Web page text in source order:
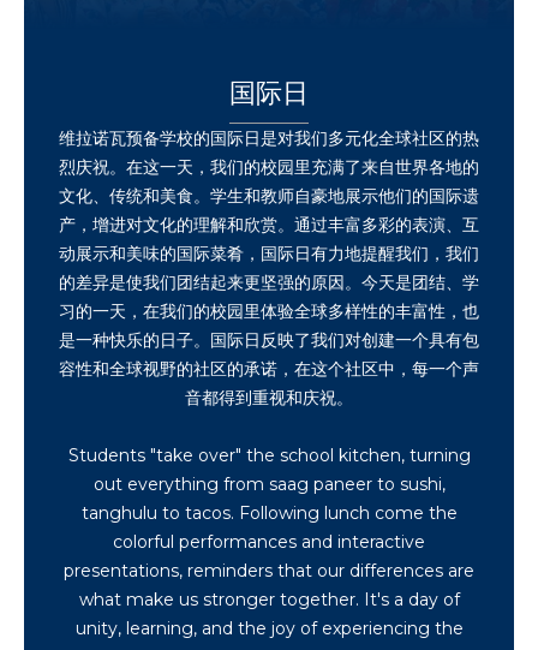
国际日
维拉诺瓦预备学校的国际日是对我们多元化全球社区的热
烈庆祝。在这一天，我们的校园里充满了来自世界各地的
文化、传统和美食。学生和教师自豪地展示他们的国际遗
产，增进对文化的理解和欣赏。通过丰富多彩的表演、互
动展示和美味的国际菜肴，国际日有力地提醒我们，我们
的差异是使我们团结起来更坚强的原因。今天是团结、学
习的一天，在我们的校园里体验全球多样性的丰富性，也
是一种快乐的日子。国际日反映了我们对创建一个具有包
容性和全球视野的社区的承诺，在这个社区中，每一个声
音都得到重视和庆祝。
Students "take over" the school kitchen, turning
out everything from saag paneer to sushi,
tanghulu to tacos. Following lunch come the
colorful performances and interactive
presentations, reminders that our differences are
what make us stronger together. It's a day of
unity, learning, and the joy of experiencing the